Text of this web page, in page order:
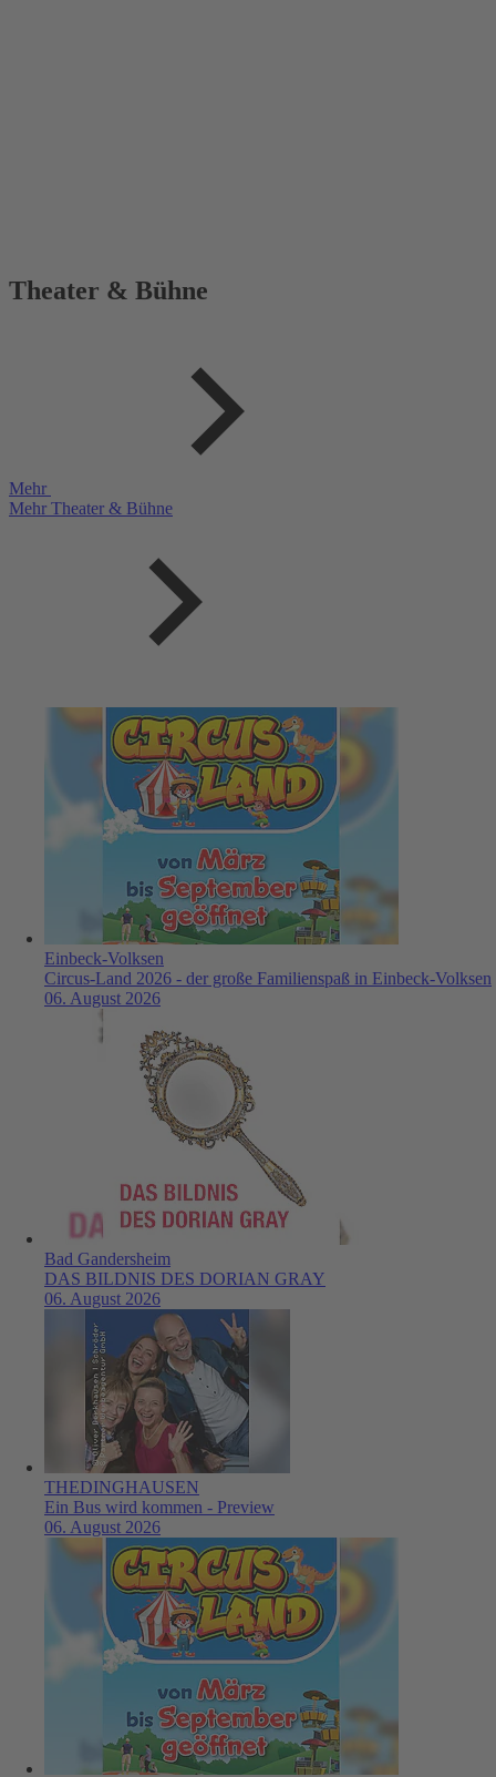
Theater & Bühne
Mehr
Mehr Theater & Bühne
Einbeck-Volksen
Circus-Land 2026 - der große Familienspaß in Einbeck-Volksen
06. August 2026
Bad Gandersheim
DAS BILDNIS DES DORIAN GRAY
06. August 2026
THEDINGHAUSEN
Ein Bus wird kommen - Preview
06. August 2026